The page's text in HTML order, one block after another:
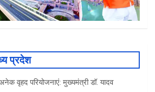
प्रदेश
वृहद परियोजनाएं: मुख्यमंत्री डॉ. यादव